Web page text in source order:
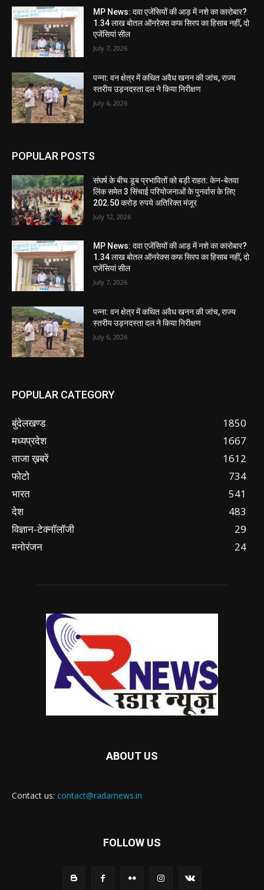
MP News: दवा एजेंसियों की आड़ में नशे का कारोबार?
1.34 लाख बोतल ऑनरेक्स कफ सिरप का हिसाब नहीं, दो
एजेंसियां सील
July 7, 2026
पन्ना: वन क्षेत्र में कथित अवैध खनन की जांच, राज्य
स्तरीय उड़नदस्ता दल ने किया निरीक्षण
July 6, 2026
POPULAR POSTS
संघर्ष के बीच डूब प्रभावितों को बड़ी राहत: केन-बेतवा
लिंक समेत 3 सिंचाई परियोजनाओं के पुनर्वास के लिए
202.50 करोड़ रुपये अतिरिक्त मंजूर
July 12, 2026
MP News: दवा एजेंसियों की आड़ में नशे का कारोबार?
1.34 लाख बोतल ऑनरेक्स कफ सिरप का हिसाब नहीं, दो
एजेंसियां सील
July 7, 2026
पन्ना: वन क्षेत्र में कथित अवैध खनन की जांच, राज्य
स्तरीय उड़नदस्ता दल ने किया निरीक्षण
July 6, 2026
POPULAR CATEGORY
बुंदेलखण्ड
1850
मध्यप्रदेश
1667
ताजा ख़बरें
1612
फोटो
734
भारत
541
देश
483
विज्ञान-टेक्नॉलॉजी
29
मनोरंजन
24
ABOUT US
Contact us: contact@radarnews.in
FOLLOW US